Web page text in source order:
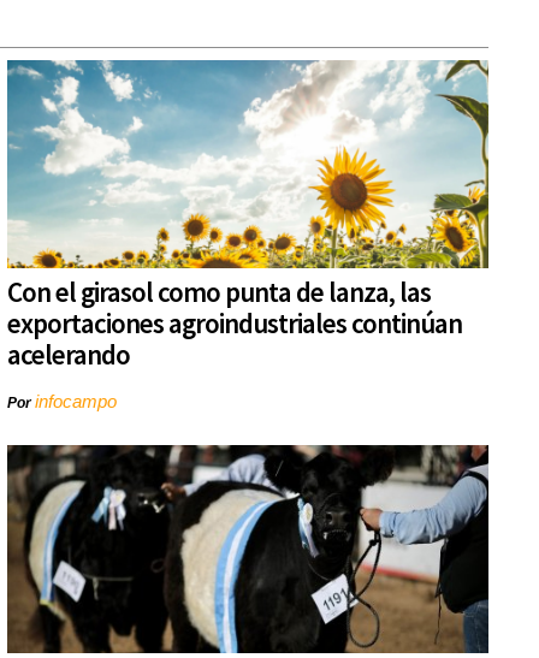
Con el girasol como punta de lanza, las
exportaciones agroindustriales continúan
acelerando
Porinfocampo